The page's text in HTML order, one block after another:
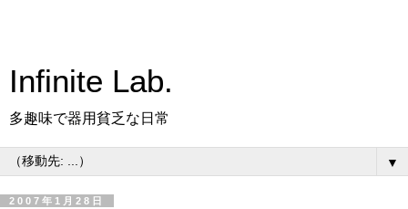
Infinite Lab.
多趣味で器用貧乏な日常
▼
2007年1月28日